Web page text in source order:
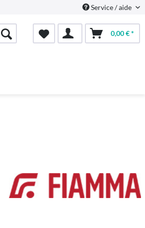
Service / aide
0,00 € *